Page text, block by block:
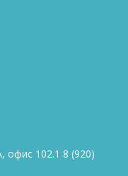
офис 102.1 8 (920)